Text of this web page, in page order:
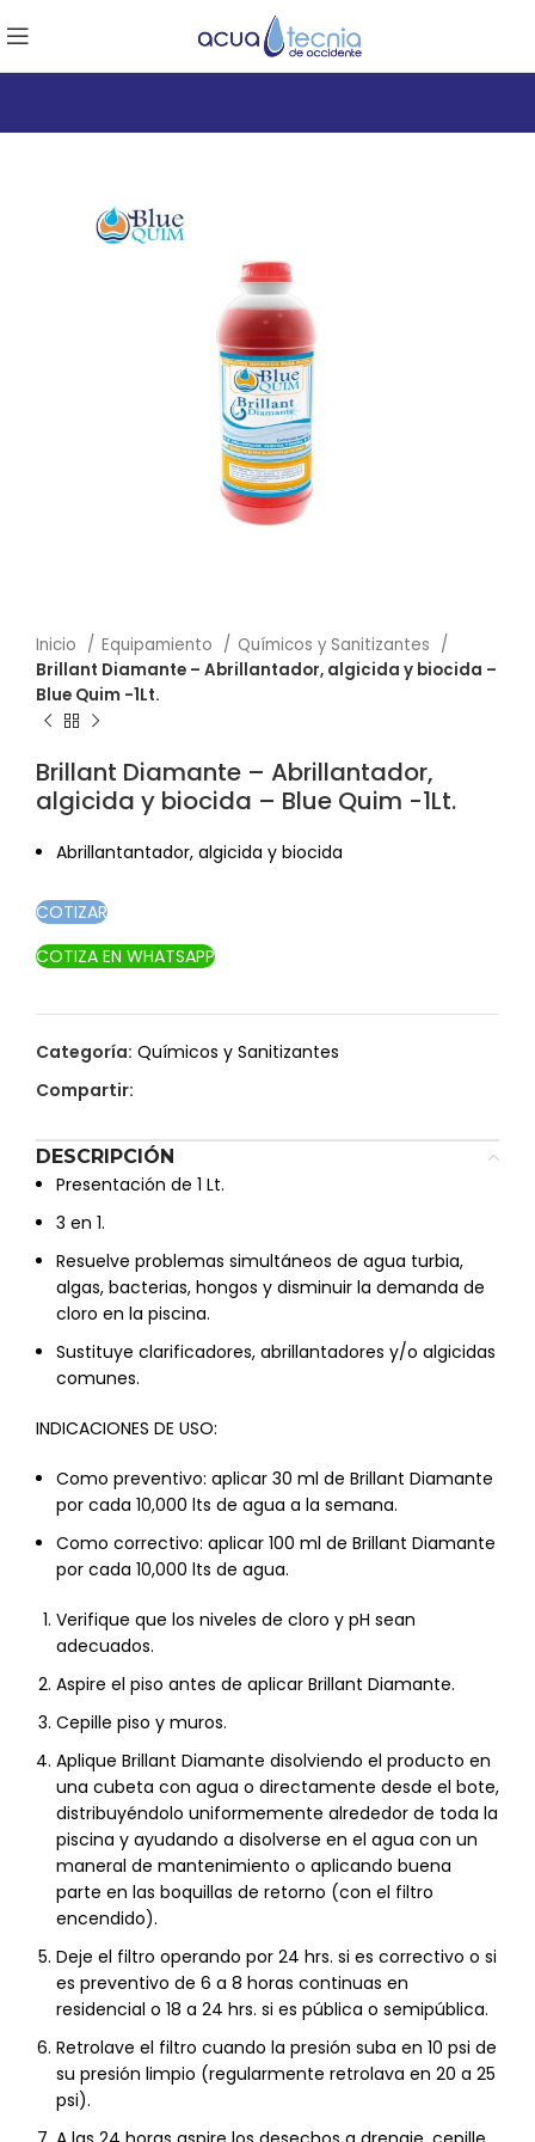
Inicio Equipamiento
Químicos y Sanitizantes
Brillant Diamante – Abrillantador, algicida y biocida –
Blue Quim -1Lt.
Brillant Diamante – Abrillantador,
algicida y biocida – Blue Quim -1Lt.
Abrillantantador, algicida y biocida
COTIZAR
COTIZA EN WHATSAPP
Categoría: Químicos y Sanitizantes
Compartir:
DESCRIPCIÓN
Presentación de 1 Lt.
3 en 1.
Resuelve problemas simultáneos de agua turbia,
algas, bacterias, hongos y disminuir la demanda de
cloro en la piscina.
Sustituye clarificadores, abrillantadores y/o algicidas
comunes.
INDICACIONES DE USO:
Como preventivo: aplicar 30 ml de Brillant Diamante
por cada 10,000 lts de agua a la semana.
Como correctivo: aplicar 100 ml de Brillant Diamante
por cada 10,000 lts de agua.
Verifique que los niveles de cloro y pH sean
adecuados.
Aspire el piso antes de aplicar Brillant Diamante.
Cepille piso y muros.
Aplique Brillant Diamante disolviendo el producto en
una cubeta con agua o directamente desde el bote,
distribuyéndolo uniformemente alrededor de toda la
piscina y ayudando a disolverse en el agua con un
maneral de mantenimiento o aplicando buena
parte en las boquillas de retorno (con el filtro
encendido).
Deje el filtro operando por 24 hrs. si es correctivo o si
es preventivo de 6 a 8 horas continuas en
residencial o 18 a 24 hrs. si es pública o semipública.
Retrolave el filtro cuando la presión suba en 10 psi de
su presión limpio (regularmente retrolava en 20 a 25
psi).